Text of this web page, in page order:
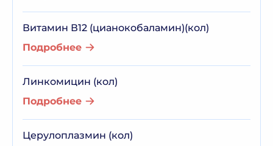
Витамин В12 (цианокобаламин)(кол)
Подробнее
Линкомицин (кол)
Подробнее
Церулоплазмин (кол)